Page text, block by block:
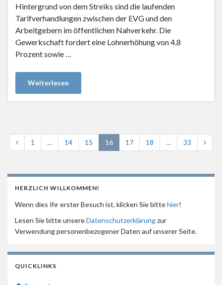
Hintergrund von dem Streiks sind die laufenden
Tarifverhandlungen zwischen der EVG und den
Arbeitgebern im öffentlichen Nahverkehr. Die
Gewerkschaft fordert eine Lohnerhöhung von 4,8
Prozent sowie …
Weiterlesen
1 … 14 15 16 17 18 … 33
HERZLICH WILLKOMMEN!
Wenn dies Ihr erster Besuch ist, klicken Sie bittehier!
Lesen Sie bitte unsereDatenschutzerklärungzur
Verwendung personenbezogener Daten auf unserer Seite.
QUICKLINKS